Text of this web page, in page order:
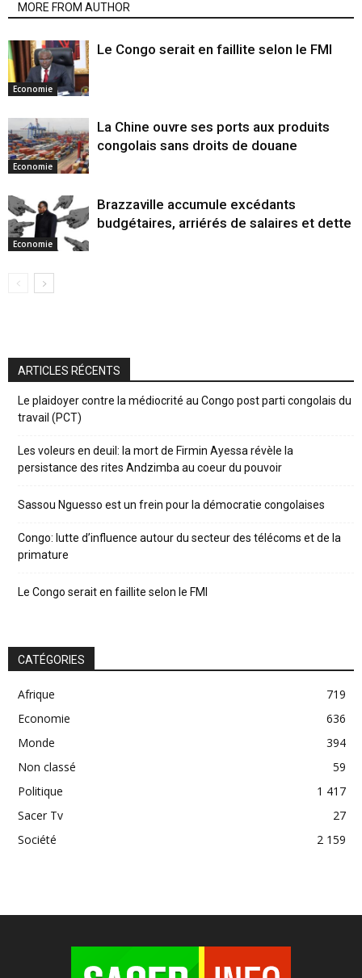
MORE FROM AUTHOR
Economie
Le Congo serait en faillite selon le FMI
Economie
La Chine ouvre ses ports aux produits
congolais sans droits de douane
Economie
Brazzaville accumule excédants
budgétaires, arriérés de salaires et dette
ARTICLES RÉCENTS
Le plaidoyer contre la médiocrité au Congo post parti congolais du
travail (PCT)
Les voleurs en deuil: la mort de Firmin Ayessa révèle la
persistance des rites Andzimba au coeur du pouvoir
Sassou Nguesso est un frein pour la démocratie congolaises
Congo: lutte d’influence autour du secteur des télécoms et de la
primature
Le Congo serait en faillite selon le FMI
CATÉGORIES
Afrique
719
Economie
636
Monde
394
Non classé
59
Politique
1 417
Sacer Tv
27
Société
2 159